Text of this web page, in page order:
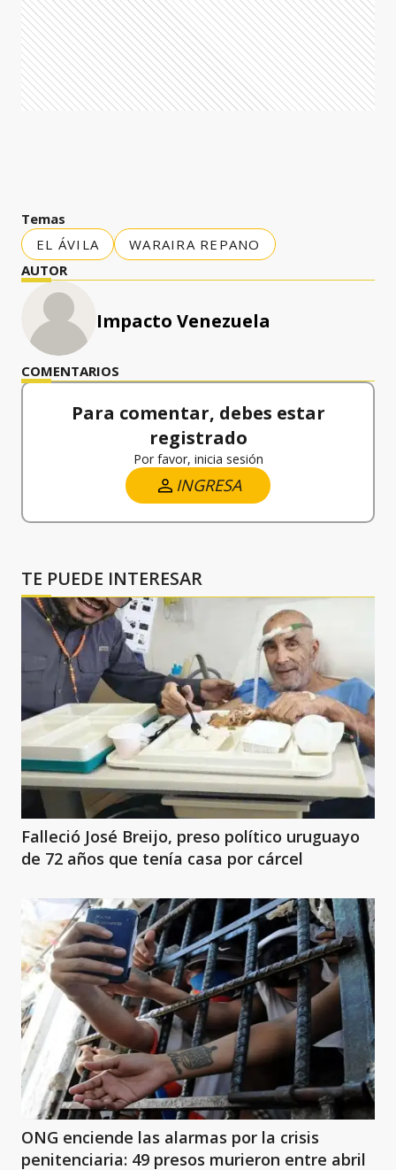
Temas
EL ÁVILA
WARAIRA REPANO
AUTOR
Impacto Venezuela
COMENTARIOS
Para comentar, debes estar
registrado
Por favor, inicia sesión
INGRESA
TE PUEDE INTERESAR
Falleció José Breijo, preso político uruguayo
de 72 años que tenía casa por cárcel
ONG enciende las alarmas por la crisis
penitenciaria: 49 presos murieron entre abril